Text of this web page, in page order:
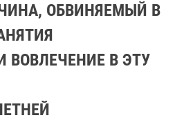
ОБВИНЯЕМЫЙ В
ВОВЛЕЧЕНИЕ В ЭТУ